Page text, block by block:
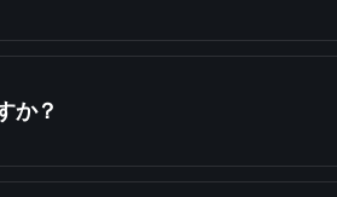
か？